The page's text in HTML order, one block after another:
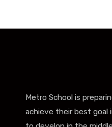
Metro School is
achieve their best goal